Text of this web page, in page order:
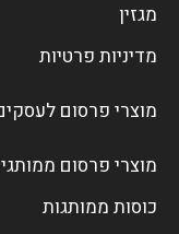
מגזין
מדיניות פרטיות
מוצרי פרסום לעסקים
מוצרי פרסום ממותגים
כוסות ממותגות